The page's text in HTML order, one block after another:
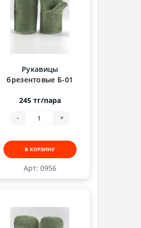
Арт: 0956
Рукавицы
брезентовые Б-01
245 тг/пара
- +
В КОРЗИНУ